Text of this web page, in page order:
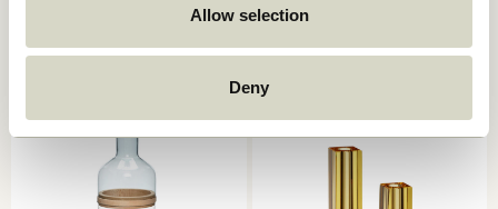
Allow selection
Deny
In den warenkorb
859,00
In den warenkorb